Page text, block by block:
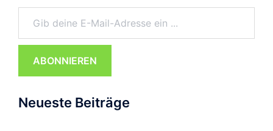
Gib deine E-Mail-Adresse ein ...
ABONNIEREN
Neueste Beiträge